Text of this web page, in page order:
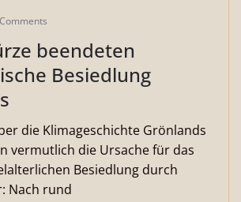
beendeten
Besiedlung
die Klimageschichte Grönlands
vermutlich die Ursache für das
Besiedlung durch
Nach rund